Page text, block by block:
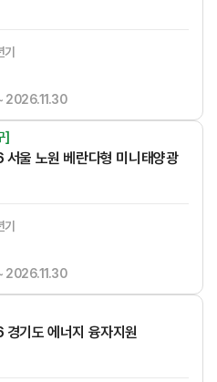
2026.11.30
]
2026.11.30
기도 에너지 융자지원